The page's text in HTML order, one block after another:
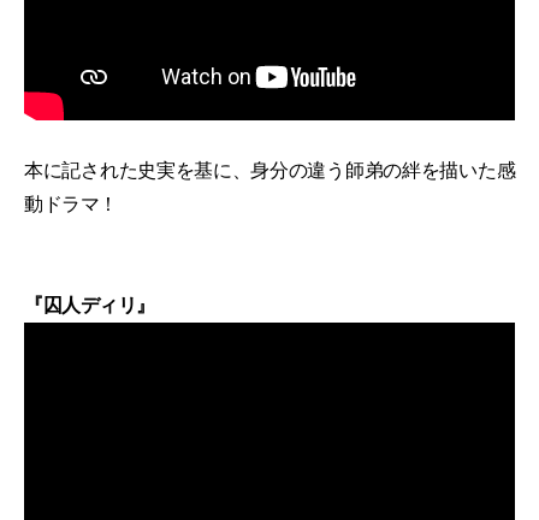
本に記された史実を基に、身分の違う師弟の絆を描いた感
動ドラマ！
『囚人ディリ』